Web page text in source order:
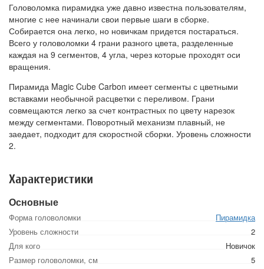
Головоломка пирамидка уже давно известна пользователям,
многие с нее начинали свои первые шаги в сборке.
Собирается она легко, но новичкам придется постараться.
Всего у головоломки 4 грани разного цвета, разделенные
каждая на 9 сегментов, 4 угла, через которые проходят оси
вращения.
Пирамида Magic Cube Carbon имеет сегменты с цветными
вставками необычной расцветки с переливом. Грани
совмещаются легко за счет контрастных по цвету нарезок
между сегментами. Поворотный механизм плавный, не
заедает, подходит для скоростной сборки. Уровень сложности
2.
Характеристики
Основные
Форма головоломки
Пирамидка
Уровень сложности
2
Для кого
Новичок
Размер головоломки, см
5